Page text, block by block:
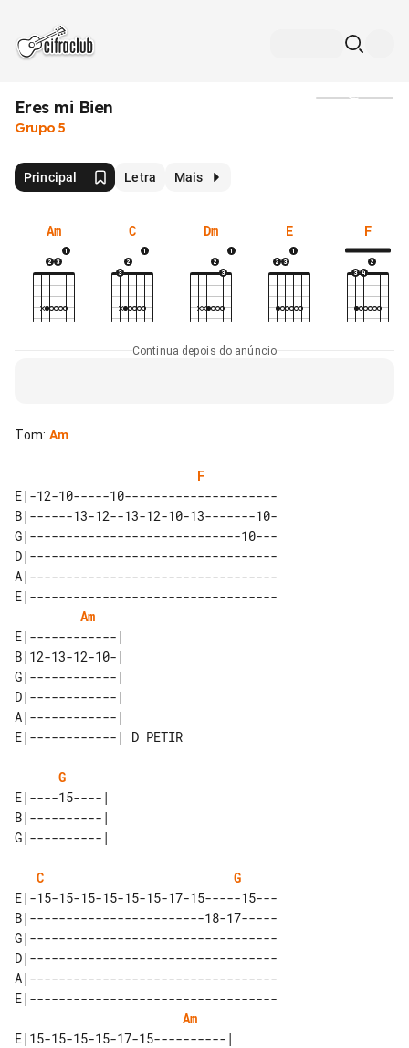
Eres mi Bien
Grupo 5
Principal Letra Mais
Am C Dm E F
Continua depois do anúncio
Tom: Am
F
E|-12-10-----10---------------------
B|------13-12--13-12-10-13-------10-
G|-----------------------------10---
D|----------------------------------
A|----------------------------------
E|----------------------------------
Am
E|------------|
B|12-13-12-10-|
G|------------|
D|------------|
A|------------|
G
E|----15----|
B|----------|
C
G
E|-15-15-15-15-15-15-17-15-----15---
B|------------------------18-17-----
G|----------------------------------
D|----------------------------------
A|----------------------------------
E|----------------------------------
Am
E|15-15-15-15-17-15----------|